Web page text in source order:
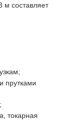
м составляет
прутками
токарная